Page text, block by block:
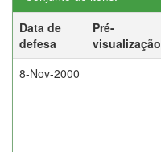
Data de
defesa
Pré-
visualização
8-Nov-2000